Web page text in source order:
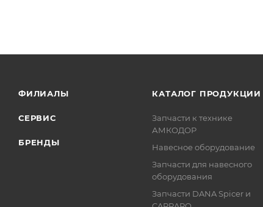
ФИЛИАЛЫ
СЕРВИС
БРЕНДЫ
КАТАЛОГ ПРОДУКЦИИ
Запчасти к технике
АМКОДОР
Навесное оборудование
Запчасти для навесного
оборудования
Запчасти DANA Spicer и